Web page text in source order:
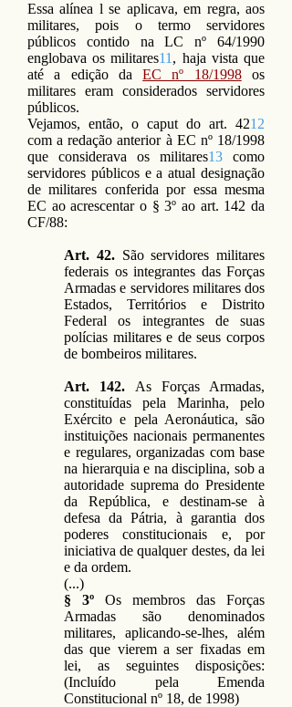
Essa alínea l se aplicava, em regra, aos
militares, pois o termo servidores
públicos contido na LC nº 64/1990
englobava os militares11 , haja vista que
até a edição daEC nº 18/1998os
militares eram considerados servidores
públicos.
Vejamos, então, o caput do art. 4212
com a redação anterior à EC nº 18/1998
que considerava os militares13 como
servidores públicos e a atual designação
de militares conferida por essa mesma
EC ao acrescentar o § 3º ao art. 142 da
CF/88:
Art. 42.São servidores militares
federais os integrantes das Forças
Armadas e servidores militares dos
Estados, Territórios e Distrito
Federal os integrantes de suas
polícias militares e de seus corpos
de bombeiros militares.
Art. 142. As Forças Armadas,
constituídas pela Marinha, pelo
Exército e pela Aeronáutica, são
instituições nacionais permanentes
e regulares, organizadas com base
na hierarquia e na disciplina, sob a
autoridade suprema do Presidente
da República, e destinam-se à
defesa da Pátria, à garantia dos
poderes constitucionais e, por
iniciativa de qualquer destes, da lei
e da ordem.
(...)
§ 3º Os membros das Forças
Armadas são denominados
militares, aplicando-se-lhes, além
das que vierem a ser fixadas em
lei, as seguintes disposições:
(Incluído pela Emenda
Constitucional nº 18, de 1998)